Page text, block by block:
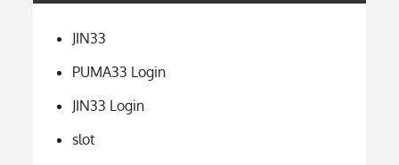
JIN33
PUMA33 Login
JIN33 Login
slot